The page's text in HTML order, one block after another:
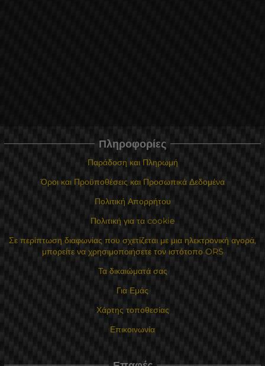
Πληροφορίες
Παράδοση και Πληρωμή
Όροι και Προϋποθέσεις και Προσωπικά Δεδομένα
Πολιτική Απορρήτου
Πολιτική για τα cookie
Σε περίπτωση διαφωνίας που σχετίζεται με μια ηλεκτρονική αγορά,
μπορείτε να χρησιμοποιήσετε τον ιστότοπο ORS
Τα δικαιώματά σας
Για Εμάς
Χάρτης τοποθεσίας
Επικοινωνία